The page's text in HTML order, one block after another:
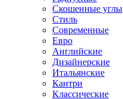
Скошенные углы
Стиль
Современные
Евро
Английские
Дизайнерские
Итальянские
Кантри
Классические